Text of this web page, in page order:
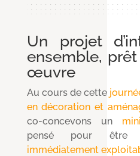
Un projet
ensemble,
œuvre
Au cours de cette
en décoration et
co-concevons un
pensé pour
immédiatement